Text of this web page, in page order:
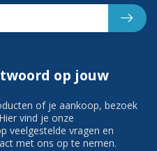
op jouw
of je aankoop, bezoek
vind je onze
veelgestelde vragen en
met ons op te nemen.